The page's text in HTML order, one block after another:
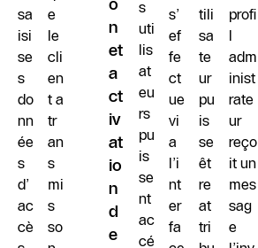
sa
isi
se
s
do
nn
ée
s
d’
ac
cè
e
le
cli
en
t a
tr
an
s
mi
s
so
o
n
et
a
ct
iv
at
io
n
d
e
s
uti
lis
at
eu
rs
pu
is
se
nt
ac
cé
s’
ef
fe
ct
ue
vi
a
l’i
nt
er
fa
tili
sa
te
ur
pu
is
se
êt
re
at
tri
profi
l
adm
inist
rate
ur
reço
it un
mes
sag
e